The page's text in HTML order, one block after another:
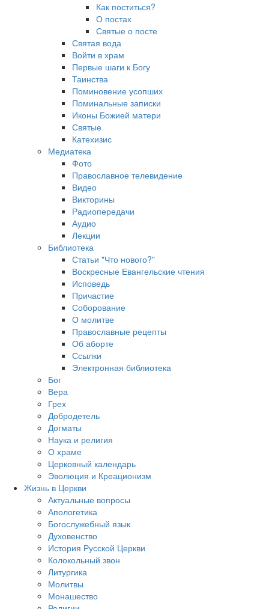
Как поститься?
О постах
Святые о посте
Святая вода
Войти в храм
Первые шаги к Богу
Таинства
Поминовение усопших
Поминальные записки
Иконы Божией матери
Святые
Катехизис
Медиатека
Фото
Православное телевидение
Видео
Викторины
Радиопередачи
Аудио
Лекции
Библиотека
Статьи "Что нового?"
Воскресные Евангельские чтения
Исповедь
Причастие
Соборование
О молитве
Православные рецепты
Об аборте
Ссылки
Электронная библиотека
Бог
Вера
Грех
Добродетель
Догматы
Наука и религия
О храме
Церковный календарь
Эволюция и Креационизм
Жизнь в Церкви
Актуальные вопросы
Апологетика
Богослужебный язык
Духовенство
История Русской Церкви
Колокольный звон
Литургика
Молитвы
Монашество